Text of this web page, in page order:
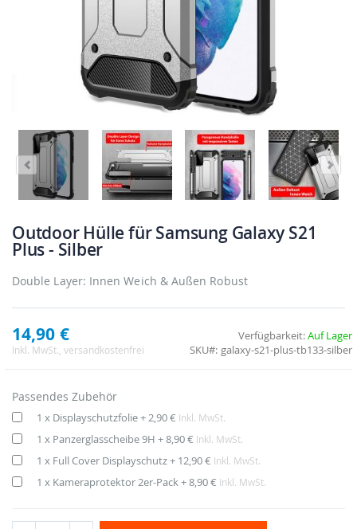
Outdoor Hülle für Samsung Galaxy S21
Plus - Silber
Double Layer: Innen Weich & Außen Robust
14,90 €
Inkl. MwSt. , versandkostenfrei
Verfügbarkeit:Auf Lager
SKU
galaxy-s21-plus-tb133-silber
Passendes Zubehör
1 x Displayschutzfolie+ 2,90 € Inkl. MwSt.
1 x Panzerglasscheibe 9H +8,90 € Inkl. MwSt.
1 x Full Cover Displayschutz+ 12,90 € Inkl. MwSt.
1 x Kameraprotektor 2er-Pack +8,90 € Inkl. MwSt.